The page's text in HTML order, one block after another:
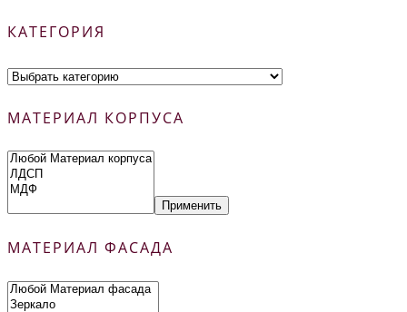
КАТЕГОРИЯ
МАТЕРИАЛ КОРПУСА
Применить
МАТЕРИАЛ ФАСАДА